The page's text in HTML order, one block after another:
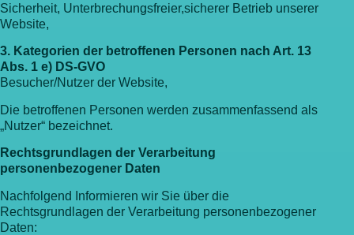
Sicherheit, Unterbrechungsfreier,sicherer Betrieb unserer
Website,
3. Kategorien der betroffenen Personen nach Art. 13
Abs. 1 e) DS-GVO
Besucher/Nutzer der Website,
Die betroffenen Personen werden zusammenfassend als
„Nutzer“ bezeichnet.
Rechtsgrundlagen der Verarbeitung
personenbezogener Daten
Nachfolgend Informieren wir Sie über die
Rechtsgrundlagen der Verarbeitung personenbezogener
Daten: